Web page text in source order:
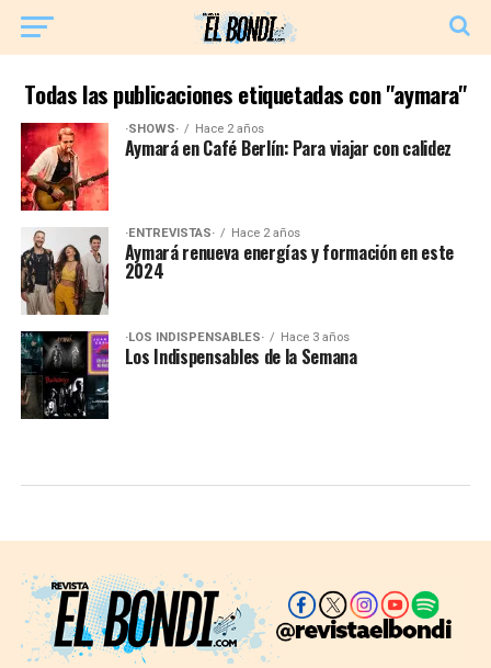
Todas las publicaciones etiquetadas con "aymara"
·SHOWS· Hace 2 años
Aymará en Café Berlín: Para viajar con calidez
·ENTREVISTAS· Hace 2 años
Aymará renueva energías y formación en este
2024
·LOS INDISPENSABLES· Hace 3 años
Los Indispensables de la Semana